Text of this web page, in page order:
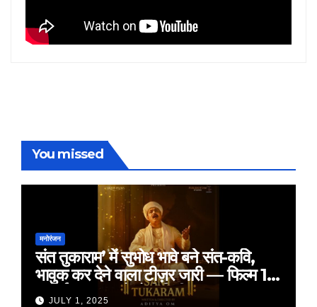
You missed
मनोरंजन
संत तुकाराम’ में सुभोध भावे बने संत-कवि,
भावुक कर देने वाला टीज़र जारी — फिल्म 18
जुलाई 2025 को होगी रिलीज़
JULY 1, 2025